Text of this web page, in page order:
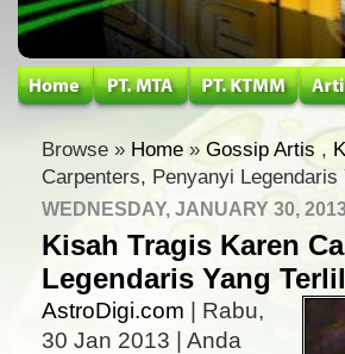
Browse » Home » Gossip Artis ,
Carpenters, Penyanyi Legendaris
WEDNESDAY, JANUARY 30,
Kisah Tragis Karen
Legendaris Yang
AstroDigi.com | Rabu,
30 Jan 2013 | Anda